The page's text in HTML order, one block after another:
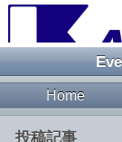
Home
投稿記事